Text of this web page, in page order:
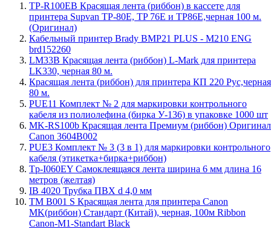
TP-R100EB Красящая лента (риббон) в кассете для
принтера Supvan TP-80E, TP 76E и TP86E,черная 100 м.
(Оригинал)
Кабельный принтер Brady BMP21 PLUS - M210 ENG
brd152260
LM33B Красящая лента (риббон) L-Mark для принтера
LK330, черная 80 м.
Красящая лента (риббон) для принтера КП 220 Рус,черная
80 м.
PUE11 Комплект № 2 для маркировки контрольного
кабеля из полиолефина (бирка У-136) в упаковке 1000 шт
MK-RS100b Красящая лента Премиум (риббон) Оригинал
Canon 3604B002
PUE3 Комплект № 3 (3 в 1) для маркировки контрольного
кабеля (этикетка+бирка+риббон)
Tp-I060EY Самоклеящаяся лента ширина 6 мм длина 16
метров (желтая)
IB 4020 Трубка ПВХ d 4,0 мм
TM B001 S Красящая лента для принтера Canon
MK(риббон) Стандарт (Китай), черная, 100м Ribbon
Canon-M1-Standart Black